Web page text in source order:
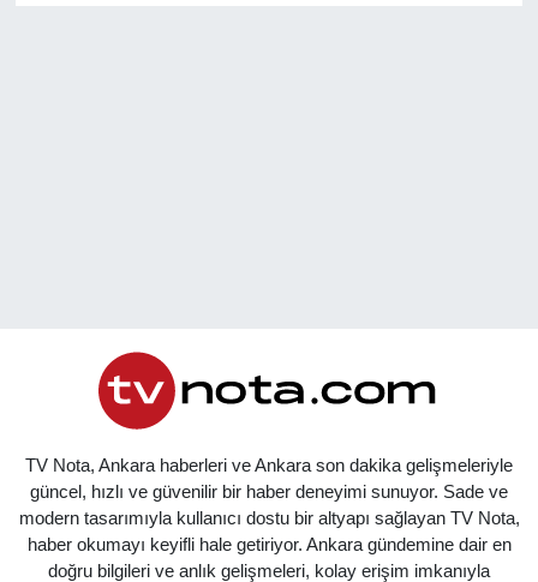
TV Nota, Ankara haberleri ve Ankara son dakika gelişmeleriyle
güncel, hızlı ve güvenilir bir haber deneyimi sunuyor. Sade ve
modern tasarımıyla kullanıcı dostu bir altyapı sağlayan TV Nota,
haber okumayı keyifli hale getiriyor. Ankara gündemine dair en
doğru bilgileri ve anlık gelişmeleri, kolay erişim imkanıyla